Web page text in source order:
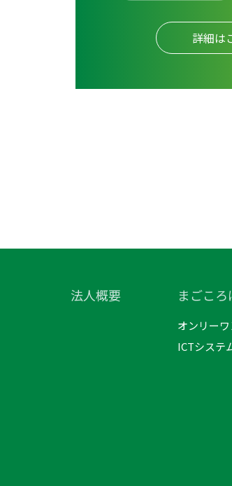
詳細は
法人概要 まごころ
オンリー
ICTシステ